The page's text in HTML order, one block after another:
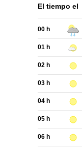
El tiempo el
00 h
01 h
02 h
03 h
04 h
05 h
06 h